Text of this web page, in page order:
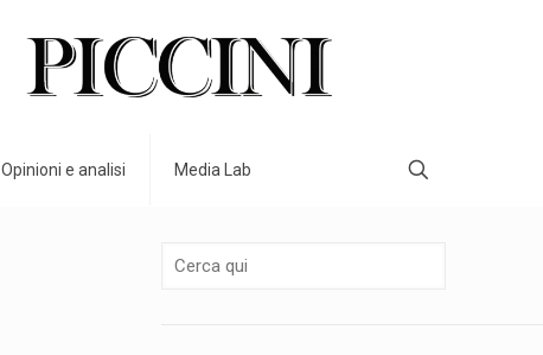
Opinioni e analisi Media Lab